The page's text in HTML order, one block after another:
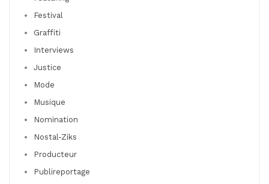
Festival
Graffiti
Interviews
Justice
Mode
Musique
Nomination
Nostal-Ziks
Producteur
Publireportage